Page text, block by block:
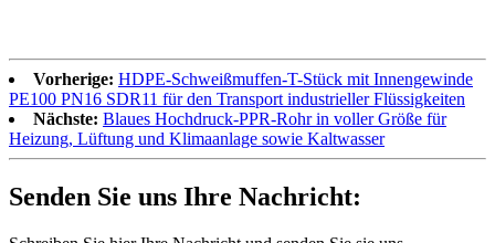
Vorherige: HDPE-Schweißmuffen-T-Stück mit Innengewinde
PE100 PN16 SDR11 für den Transport industrieller Flüssigkeiten
Nächste: Blaues Hochdruck-PPR-Rohr in voller Größe für
Heizung, Lüftung und Klimaanlage sowie Kaltwasser
Senden Sie uns Ihre Nachricht: